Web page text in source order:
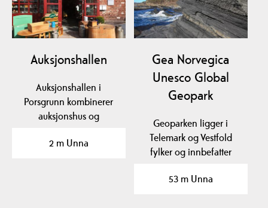
Auksjonshallen
Auksjonshallen i
Porsgrunn kombinerer
auksjonshus og
holder til i…
2 m Unna
Gea Norvegica
Unesco Global
Geopark
Geoparken ligger i
Telemark og Vestfold
fylker og innbefatter
Kragerø,…
53 m Unna